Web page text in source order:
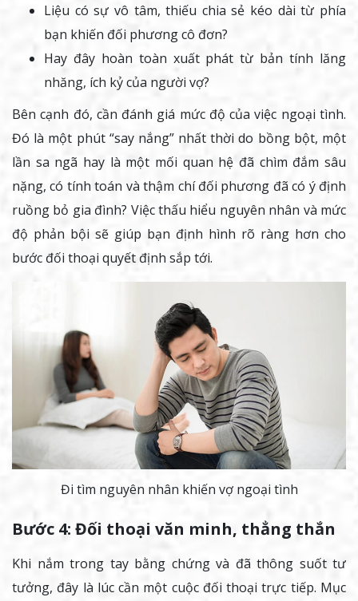
Liệu có sự vô tâm, thiếu chia sẻ kéo dài từ phía
bạn khiến đối phương cô đơn?
Hay đây hoàn toàn xuất phát từ bản tính lăng
nhăng, ích kỷ của người vợ?
Bên cạnh đó, cần đánh giá mức độ của việc ngoại tình.
Đó là một phút “say nắng” nhất thời do bồng bột, một
lần sa ngã hay là một mối quan hệ đã chìm đắm sâu
nặng, có tính toán và thậm chí đối phương đã có ý định
ruồng bỏ gia đình? Việc thấu hiểu nguyên nhân và mức
độ phản bội sẽ giúp bạn định hình rõ ràng hơn cho
bước đối thoại quyết định sắp tới.
Đi tìm nguyên nhân khiến vợ ngoại tình
Bước 4: Đối thoại văn minh, thẳng thắn
Khi nắm trong tay bằng chứng và đã thông suốt tư
tưởng, đây là lúc cần một cuộc đối thoại trực tiếp. Mục